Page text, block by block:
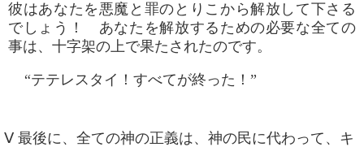
彼はあなたを悪魔と罪のとりこから解放して下さる
でしょう！ あなたを解放するための必要な全ての
事は、十字架の上で果たされたのです。
“テテレスタイ！すべてが終った！”
Ⅴ 最後に、全ての神の正義は、神の民に代わって、キ